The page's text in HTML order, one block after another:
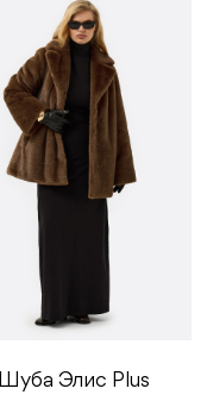
Шуба Элис Plus